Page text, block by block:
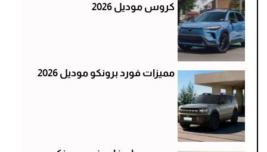
كروس موديل 2026
مميزات فورد برونكو موديل 2026